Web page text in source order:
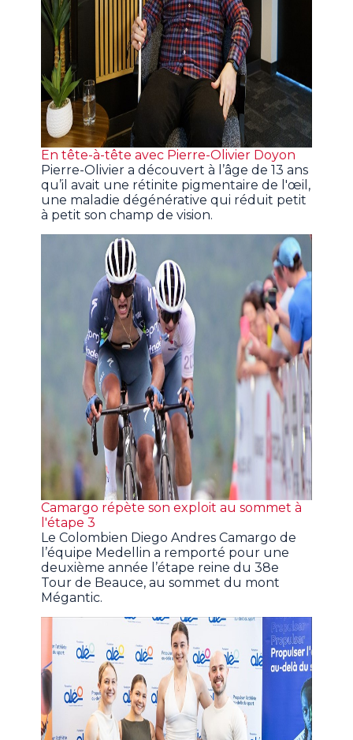
En tête-à-tête avec Pierre-Olivier Doyon
Pierre-Olivier a découvert à l’âge de 13 ans
qu’il avait une rétinite pigmentaire de l'œil,
une maladie dégénérative qui réduit petit
à petit son champ de vision.
Camargo répète son exploit au sommet à
l'étape 3
Le Colombien Diego Andres Camargo de
l’équipe Medellin a remporté pour une
deuxième année l’étape reine du 38e
Tour de Beauce, au sommet du mont
Mégantic.